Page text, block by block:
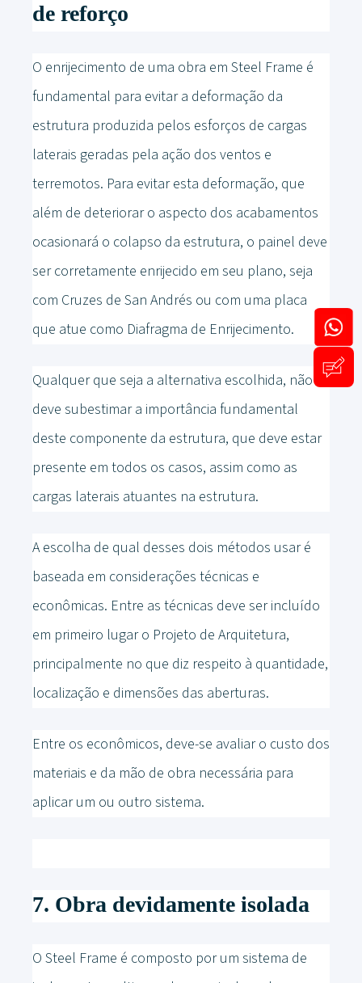
de reforço
O enrijecimento de uma obra em Steel Frame é
fundamental para evitar a deformação da
estrutura produzida pelos esforços de cargas
laterais geradas pela ação dos ventos e
terremotos. Para evitar esta deformação, que
além de deteriorar o aspecto dos acabamentos
ocasionará o colapso da estrutura, o painel deve
ser corretamente enrijecido em seu plano, seja
com Cruzes de San Andrés ou com uma placa
que atue como Diafragma de Enrijecimento.
Qualquer que seja a alternativa escolhida, não se
deve subestimar a importância fundamental
deste componente da estrutura, que deve estar
presente em todos os casos, assim como as
cargas laterais atuantes na estrutura.
A escolha de qual desses dois métodos usar é
baseada em considerações técnicas e
econômicas. Entre as técnicas deve ser incluído
em primeiro lugar o Projeto de Arquitetura,
principalmente no que diz respeito à quantidade,
localização e dimensões das aberturas.
Entre os econômicos, deve-se avaliar o custo dos
materiais e da mão de obra necessária para
aplicar um ou outro sistema.
7. Obra devidamente isolada
O Steel Frame é composto por um sistema de